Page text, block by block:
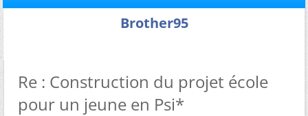
Brother95
Re : Construction du projet école
pour un jeune en Psi*